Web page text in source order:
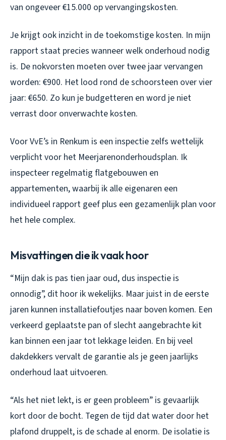
van ongeveer €15.000 op vervangingskosten.
Je krijgt ook inzicht in de toekomstige kosten. In mijn
rapport staat precies wanneer welk onderhoud nodig
is. De nokvorsten moeten over twee jaar vervangen
worden: €900. Het lood rond de schoorsteen over vier
jaar: €650. Zo kun je budgetteren en word je niet
verrast door onverwachte kosten.
Voor VvE’s in Renkum is een inspectie zelfs wettelijk
verplicht voor het Meerjarenonderhoudsplan. Ik
inspecteer regelmatig flatgebouwen en
appartementen, waarbij ik alle eigenaren een
individueel rapport geef plus een gezamenlijk plan voor
het hele complex.
Misvattingen die ik vaak hoor
“Mijn dak is pas tien jaar oud, dus inspectie is
onnodig”, dit hoor ik wekelijks. Maar juist in de eerste
jaren kunnen installatiefoutjes naar boven komen. Een
verkeerd geplaatste pan of slecht aangebrachte kit
kan binnen een jaar tot lekkage leiden. En bij veel
dakdekkers vervalt de garantie als je geen jaarlijks
onderhoud laat uitvoeren.
“Als het niet lekt, is er geen probleem” is gevaarlijk
kort door de bocht. Tegen de tijd dat water door het
plafond druppelt, is de schade al enorm. De isolatie is